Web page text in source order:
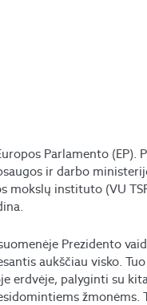
Parlamento (EP).
ir darbo
instituto (VU
Prezidento
aukščiau visko.
erdvėje, palyginti su
žmonėms.